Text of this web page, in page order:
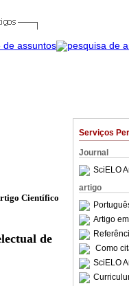
Serviços
Journal
SciELO
artigo
Artigo
Como
SciELO
Científico
de